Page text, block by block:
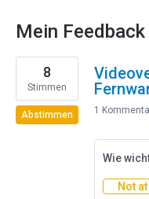
Mein Feedback
2
gefundene
Ergebnisse
8
Stimmen
Abstimmen 1
Wie
Not at